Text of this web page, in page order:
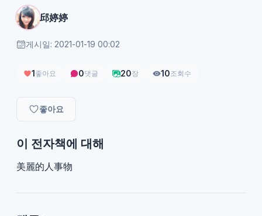
邱婷婷
게시일: 2021-01-19 00:02
1좋아요 0댓글 20장 10조회수
좋아요
이 전자책에 대해
美麗的人事物